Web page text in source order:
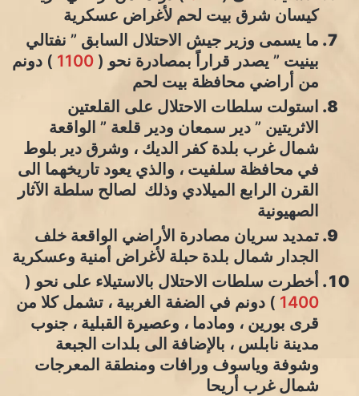
كيسان شرق بيت لحم لأغراض عسكرية
ما يسمى وزير جيش الاحتلال السابق ” نفتالي
بينيت ” يصدر قراراً بمصادرة نحو ( 1100 ) دونم
من أراضي محافظة بيت لحم
استولت سلطات الاحتلال على القلعتين
الاثريتين ” دير سمعان ودير قلعة ” الواقعة
شمال غرب بلدة كفر الديك ، وشرق دير بلوط
في محافظة سلفيت ، والذي يعود تاريخهما الى
القرن الرابع الميلادي وذلك لصالح سلطة الآثار
الصهيونية
تمديد سريان مصادرة الأراضي الواقعة خلف
الجدار شمال بلدة حبلة لأغراض أمنية وعسكرية
أخطرت سلطات الاحتلال بالاستيلاء على نحو (
1400 ) دونم في الضفة الغربية ، تشمل كلا من
قرى بورين ، ومادما ، وعصيرة القبلية ، جنوب
مدينة نابلس ، بالإضافة الى بلدات الجبعة
وشوفة وياسوف ورافات ومنطقة المعرجات
شمال غرب أريحا